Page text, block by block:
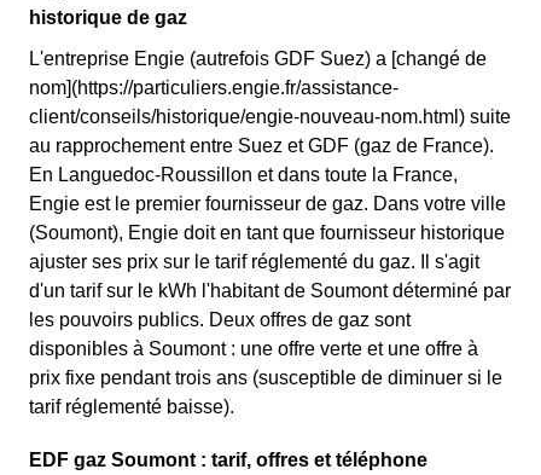
historique de gaz
L'entreprise Engie (autrefois GDF Suez) a [changé de
nom](https://particuliers.engie.fr/assistance-
client/conseils/historique/engie-nouveau-nom.html) suite
au rapprochement entre Suez et GDF (gaz de France).
En Languedoc-Roussillon et dans toute la France,
Engie est le premier fournisseur de gaz. Dans votre ville
(Soumont), Engie doit en tant que fournisseur historique
ajuster ses prix sur le tarif réglementé du gaz. Il s'agit
d'un tarif sur le kWh l'habitant de Soumont déterminé par
les pouvoirs publics. Deux offres de gaz sont
disponibles à Soumont : une offre verte et une offre à
prix fixe pendant trois ans (susceptible de diminuer si le
tarif réglementé baisse).
EDF gaz Soumont : tarif, offres et téléphone